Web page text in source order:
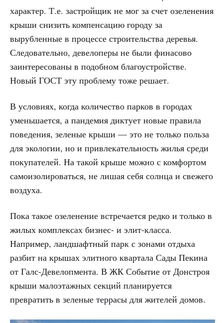
характер. Т.е. застройщик не мог за счет озеленения
крыши снизить компенсацию городу за
вырубленные в процессе строительства деревья.
Следовательно, девелоперы не были финасово
заинтересованы в подобном благоустройстве.
Новый ГОСТ эту проблему тоже решает.
В условиях, когда количество парков в городах
уменьшается, а пандемия диктует новые правила
поведения, зеленые крыши — это не только польза
для экологии, но и привлекательность жилья среди
покупателей. На такой крыше можно с комфортом
самоизолироваться, не лишая себя солнца и свежего
воздуха.
Пока такое озеленение встречается редко и только в
жилых комплексах бизнес- и элит-класса.
Например, ландшафтный парк с зонами отдыха
разбит на крышах элитного квартала Сады Пекина
от Галс-Девелопмента. В ЖК Событие от Донстроя
крыши малоэтажных секций планируется
превратить в зеленые террасы для жителей домов.